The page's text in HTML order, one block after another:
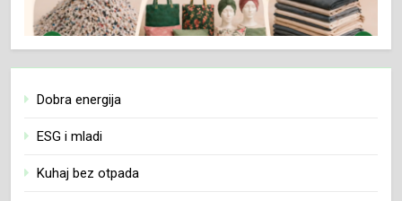
Dobra energija
ESG i mladi
Kuhaj bez otpada